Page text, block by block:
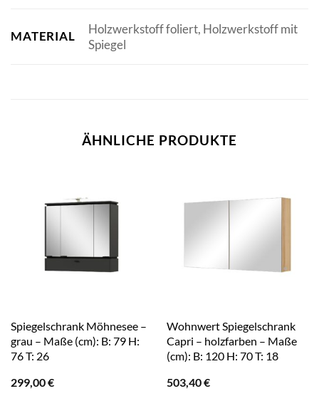
MATERIAL
Holzwerkstoff foliert, Holzwerkstoff mit
Spiegel
ÄHNLICHE PRODUKTE
Spiegelschrank Möhnesee –
grau – Maße (cm): B: 79 H:
76 T: 26
299,00€
Wohnwert Spiegelschrank
Capri – holzfarben – Maße
(cm): B: 120 H: 70 T: 18
503,40€